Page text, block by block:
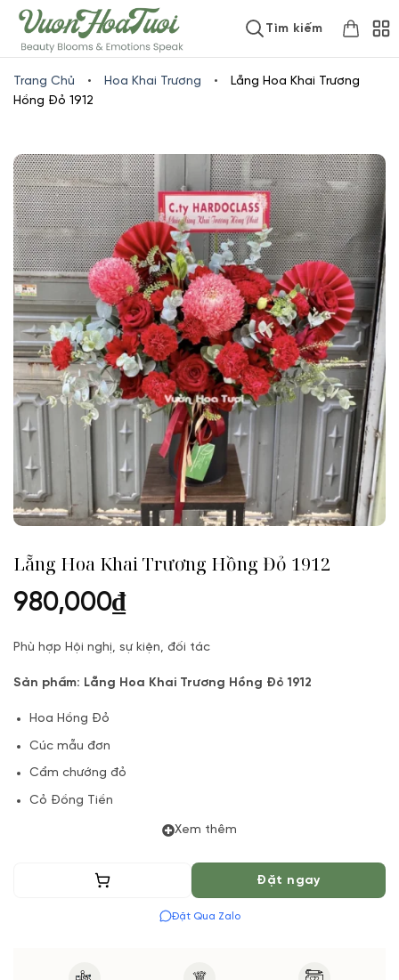
www.vuonhoatuoi.vnSkip
to
content
Tìm kiếm
Trang Chủ • Hoa Khai Trương •
Lẵng Hoa Khai Trương
Hồng Đỏ 1912
Lẵng Hoa Khai Trương Hồng Đỏ 1912
980,000₫
Phù hợp Hội nghị, sự kiện, đối tác
Sản phẩm: Lẵng Hoa Khai Trương Hồng Đỏ 1912
Hoa Hồng Đỏ
Cúc mẫu đơn
Cẩm chướng đỏ
Cỏ Đồng Tiền
(*) Shop hoa tươi với dịch vụ đặt hoa online Vườn Hoa Tươi
đảm bảo phong cách cắm, tone màu sắc. Nếu có thay đổi về
Hoa phụ và thời gian giao sẽ được thông báo đến Quý khách
hàng xác nhận trước khi cắm hay bó.
Xem thêm
Thêm vào giỏ Đặt ngay
Đặt Qua Zalo